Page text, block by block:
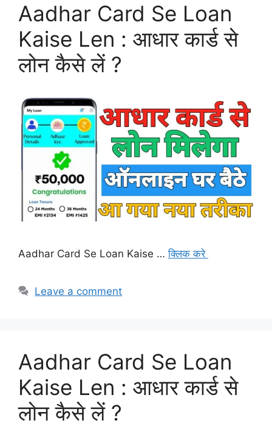
Aadhar Card Se Loan
Kaise Len : आधार कार्ड से
लोन कैसे लें ?
Aadhar Card Se Loan Kaise …क्लिक करे
Leave a comment
Aadhar Card Se Loan
Kaise Len : आधार कार्ड से
लोन कैसे लें ?